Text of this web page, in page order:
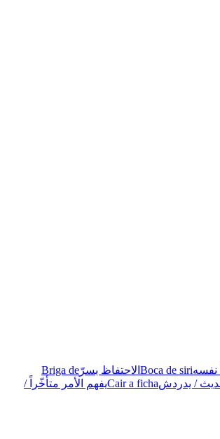
نفسهBoca de siri الاحتفاظ بسرّBriga de
/ يدردشCair a fichaيفهم الأمر متأخّراً /